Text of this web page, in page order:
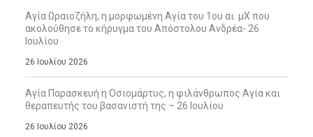
Αγία Ωραιοζήλη, η μορφωμένη Αγία του 1ου αι. μΧ που
ακολούθησε το κήρυγμα του Απόστολου Ανδρέα- 26
Ιουλίου
26 Ιουλίου 2026
Αγία Παρασκευή η Οσιομάρτυς, η φιλάνθρωπος Αγία και
θεραπευτής του βασανιστή της – 26 Ιουλίου
26 Ιουλίου 2026